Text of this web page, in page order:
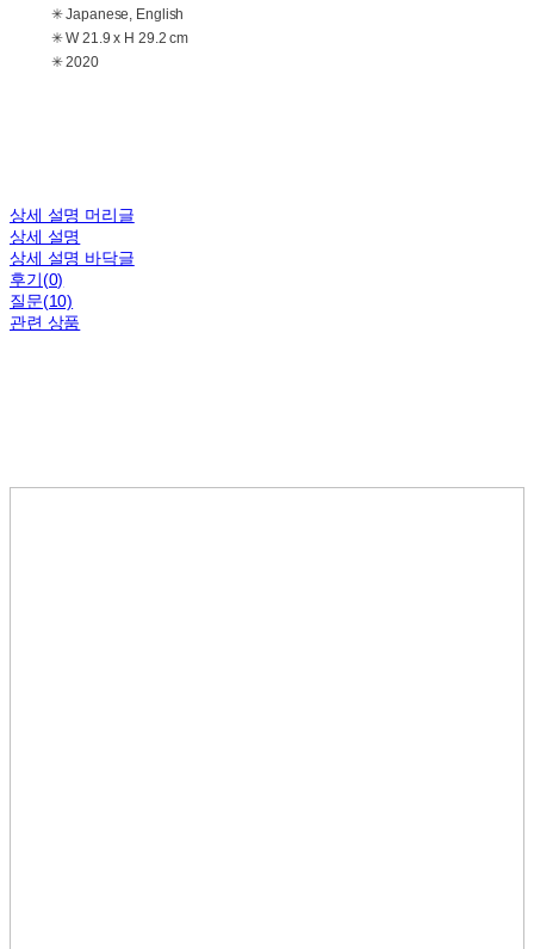
✳ Japanese, English
✳ W 21.9 x H 29.2 cm
✳ 2020
상세 설명 머리글
상세 설명
상세 설명 바닥글
후기(0)
질문(10)
관련 상품